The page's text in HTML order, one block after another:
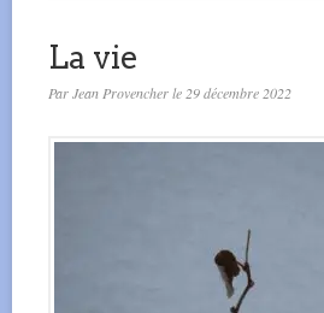
La vie
Par Jean Provencher le 29 décembre 2022